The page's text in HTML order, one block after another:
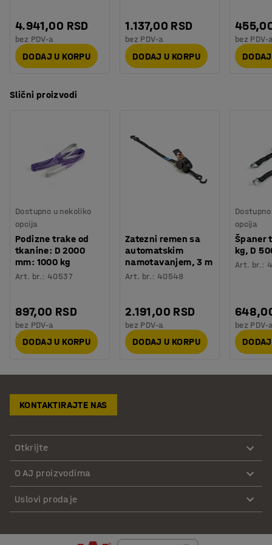
4.941,00 RSD
bez PDV-a
DODAJ U KORPU
1.137,00 RSD
bez PDV-a
DODAJ U KORPU
bez PDV-
Slični proizvodi
Dostupno u nekoliko
opcija
Podizne trake od
tkanine: D 2000
mm: 1000 kg
Art. br.: 40537
897,00 RSD
bez PDV-a
DODAJ U KORPU
Zatezni remen sa
automatskim
namotavanjem, 3 m
Art. br.: 40548
2.191,00 RSD
bez PDV-a
DODAJ U KORPU
opcija
Španer
kg, D
Art. br.:
bez PDV-
KONTAKTIRAJTE NAS
Otkrijte
O AJ proizvodima
Uslovi prodaje